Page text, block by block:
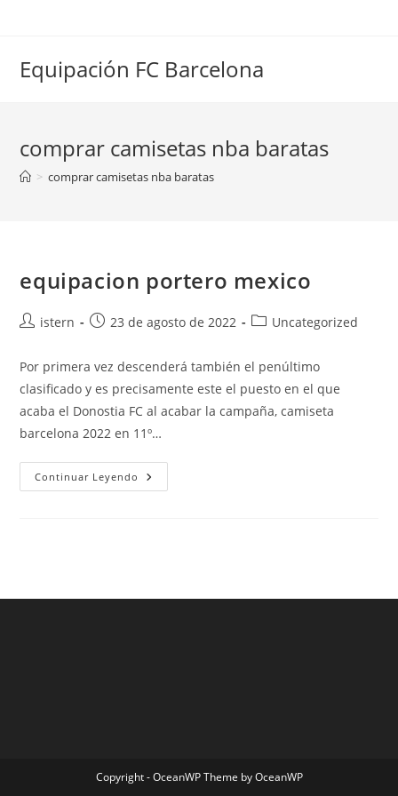
Equipación FC Barcelona
comprar camisetas nba baratas
> comprar camisetas nba baratas
equipacion portero mexico
Autor
la
entrada:
istern
Publicación
entrada:
23 de agosto de 2022
Categoría
la
entrada:
Uncategorized
Por primera vez descenderá también el penúltimo
clasificado y es precisamente este el puesto en el que
acaba el Donostia FC al acabar la campaña, camiseta
barcelona 2022 en 11º…
Continuar Leyendo Equipacion
Portero
Copyright - OceanWP Theme by OceanWP